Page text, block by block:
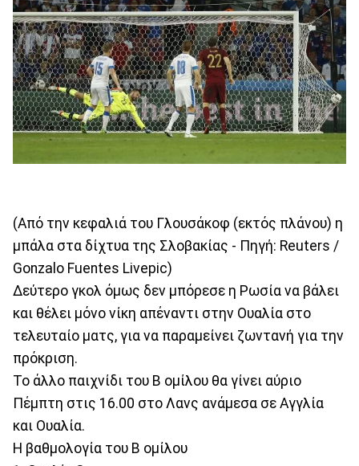
(Από την κεφαλιά του Γλουσάκοφ (εκτός πλάνου) η
μπάλα στα δίχτυα της Σλοβακίας - Πηγή: Reuters /
Gonzalo Fuentes Livepic)
Δεύτερο γκολ όμως δεν μπόρεσε η Ρωσία να βάλει
και θέλει μόνο νίκη απέναντι στην Ουαλία στο
τελευταίο ματς, για να παραμείνει ζωντανή για την
πρόκριση.
Το άλλο παιχνίδι του Β ομίλου θα γίνει αύριο
Πέμπτη στις 16.00 στο Λανς ανάμεσα σε Αγγλία
και Ουαλία.
Η βαθμολογία του Β ομίλου